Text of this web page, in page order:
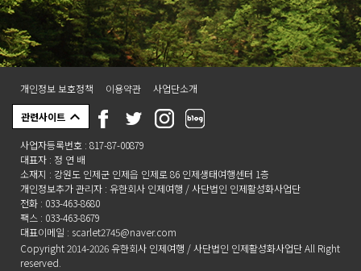
개인정보 보호정책 이용약관 사업단소개
관련사이트
사업자등록번호 : 817-87-00879
대표자 : 정 연 배
소재지 : 강원도 인제군 인제읍 인제로 86 인제생태여행센터 1층
개인정보추가 관리자 : 유한회사 인제여행 / 사단법인 인제활성화사업단
전화 : 033-463-8680
팩스 : 033-463-8679
대표이메일 : scarlet2745@naver.com
Copyright 2014-2026 유한회사 인제여행 / 사단법인 인제활성화사업단 All Right
reserved.